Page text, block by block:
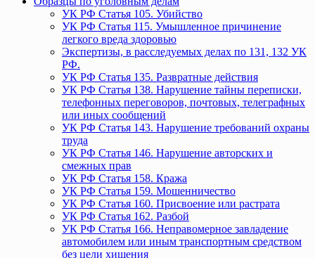
УК РФ Статья 105. Убийство
УК РФ Статья 115. Умышленное причинение
легкого вреда здоровью
Экспертизы, в расследуемых делах по 131, 132 УК
РФ.
УК РФ Статья 135. Развратные действия
УК РФ Статья 138. Нарушение тайны переписки,
телефонных переговоров, почтовых, телеграфных
или иных сообщений
УК РФ Статья 143. Нарушение требований охраны
труда
УК РФ Статья 146. Нарушение авторских и
смежных прав
УК РФ Статья 158. Кража
УК РФ Статья 159. Мошенничество
УК РФ Статья 160. Присвоение или растрата
УК РФ Статья 162. Разбой
УК РФ Статья 166. Неправомерное завладение
автомобилем или иным транспортным средством
без цели хищения